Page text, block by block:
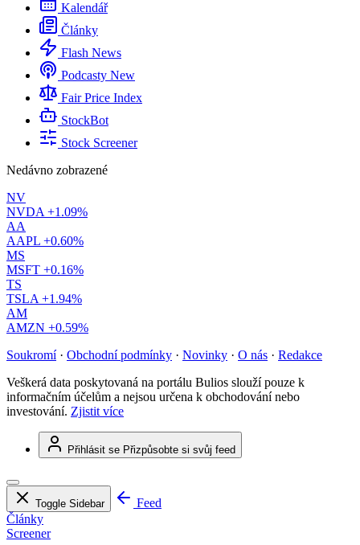
Kalendář
Články
Flash News
Podcasty New
Fair Price Index
StockBot
Stock Screener
Nedávno zobrazené
NV
NVDA +1.09%
AA
AAPL +0.60%
MS
MSFT +0.16%
TS
TSLA +1.94%
AM
AMZN +0.59%
Soukromí · Obchodní podmínky · Novinky · O nás · Redakce
Veškerá data poskytovaná na portálu Bulios slouží pouze k
informačním účelům a nejsou určena k obchodování nebo
investování. Zjistit více
Přihlásit se Přizpůsobte si svůj feed
Toggle Sidebar
Feed
Články
Screener